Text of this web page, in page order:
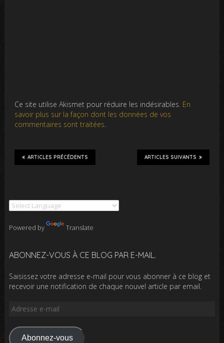
Ce site utilise Akismet pour réduire les indésirables. En
savoir plus sur la façon dont les données de vos
commentaires sont traitées.
ARTICLES SUIVANTS
ARTICLES PRÉCÉDENTS
Powered by Translate
ABONNEZ-VOUS À CE BLOG PAR E-MAIL.
Saisissez votre adresse e-mail pour vous abonner à ce blog et
recevoir une notification de chaque nouvel article par email.
Adresse
mail
Abonnez-vous